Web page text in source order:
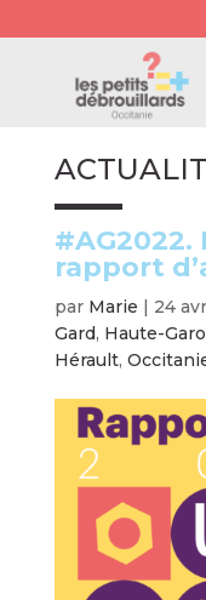
#AG2022.
rapport
par Marie | 24
Gard, Haute-
Hérault,